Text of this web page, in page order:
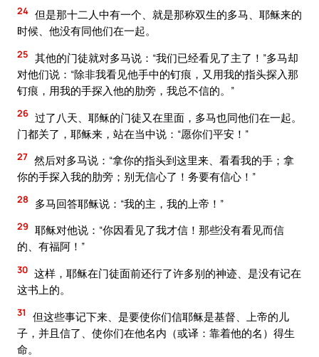
24 但是那十二人中有一个、就是那称双生的多马、耶稣来的
时候、他没有同他们在一起。
25 其他的门徒就对多马说：“我们已经看见了主了！”多马却
对他们说：“除非我看见他手中的钉痕，又用我的指头探入那
钉痕，用我的手探入他的肋旁，我总不信的。”
26 过了八天、耶稣的门徒又在里面，多马也同他们在一起。
门都关了，耶稣来，站在当中说：“愿你们平安！”
27 然后对多马说：“拿你的指头到这里来、看看我的手；拿
你的手探入我的肋旁；别无信心了！务要有信心！”
28 多马回答耶稣说：“我的主，我的上帝！”
29 耶稣对他说：“你因看见了我才信！那些没有看见而信
的、有福阿！”
30 这样，耶稣在门徒面前还行了许多别的神迹、是没有记在
这书上的。
31
但这些事记下来、是要使你们信耶稣是基督、上帝的儿
子，并且信了、使你们在他名内（或译：靠着他的名）得生
命。